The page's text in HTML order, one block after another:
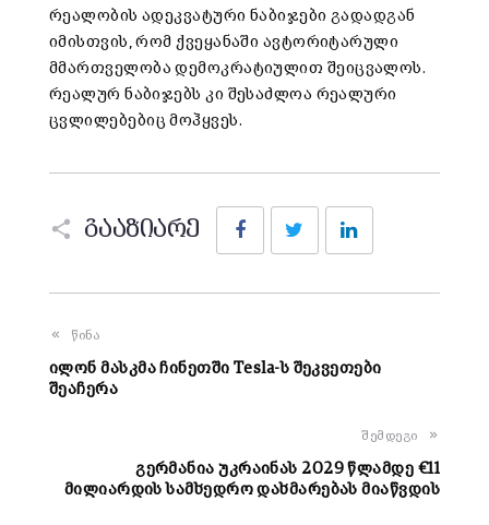
რეალობის ადეკვატური ნაბიჯები გადადგან
იმისთვის, რომ ქვეყანაში ავტორიტარული
მმართველობა დემოკრატიულით შეიცვალოს.
რეალურ ნაბიჯებს კი შესაძლოა რეალური
ცვლილებებიც მოჰყვეს.
გააზიარე
FacebookTwitter
წინა
ილონ მასკმა ჩინეთში Tesla-ს შეკვეთები
შეაჩერა
შემდეგი
გერმანია უკრაინას 2029 წლამდე €11
მილიარდის სამხედრო დახმარებას მიაწვდის